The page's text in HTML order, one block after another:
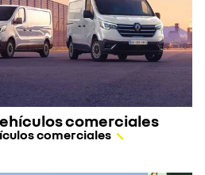
comerciales
comerciales